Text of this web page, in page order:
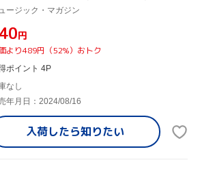
ージック・マガジン
円
より489円（52%）おトク
ポイント 4P
なし
年月日：2024/08/16
入荷したら知りたい